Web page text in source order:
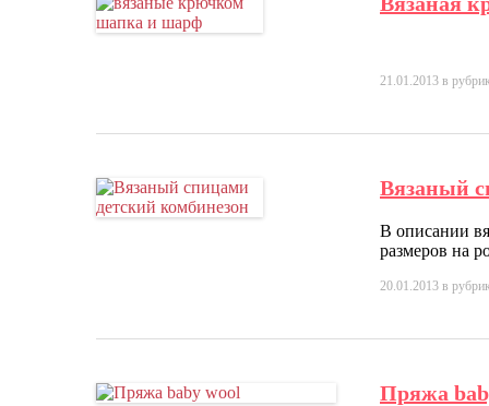
21.01.2013 в
Вязаный
В описании
размеров на
20.01.2013 в
Пряжа